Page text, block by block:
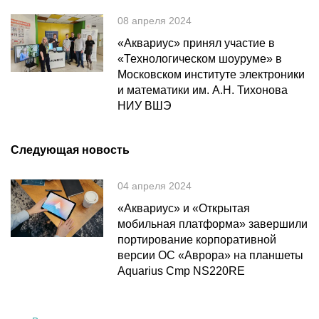
08 апреля 2024
«Аквариус» принял участие в
«Технологическом шоуруме» в
Московском институте электроники
и математики им. А.Н. Тихонова
НИУ ВШЭ
Следующая новость
04 апреля 2024
«Аквариус» и «Открытая
мобильная платформа» завершили
портирование корпоративной
версии ОС «Аврора» на планшеты
Aquarius Cmp NS220RE